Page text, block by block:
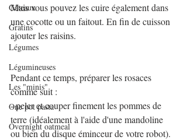
Gâteaux
Gratins
Légumes
Légumineuses
Les "minis"
One pot pasta
Overnight oatmeal
Mais vous pouvez les cuire également dans
une cocotte ou un faitout. En fin de cuisson
ajouter les raisins.
Pendant ce temps, préparer les rosaces
comme suit :
- peler et couper finement les pommes de
terre (idéalement à l'aide d'une mandoline
ou bien du disque éminceur de votre robot).